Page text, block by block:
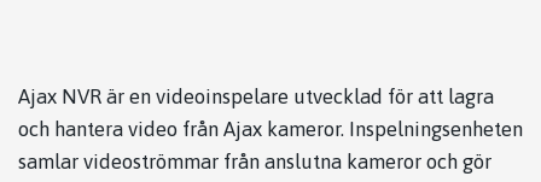
Ajax NVR är en videoinspelare utvecklad för att lagra
och hantera video från Ajax kameror. Inspelningsenheten
samlar videoströmmar från anslutna kameror och gör